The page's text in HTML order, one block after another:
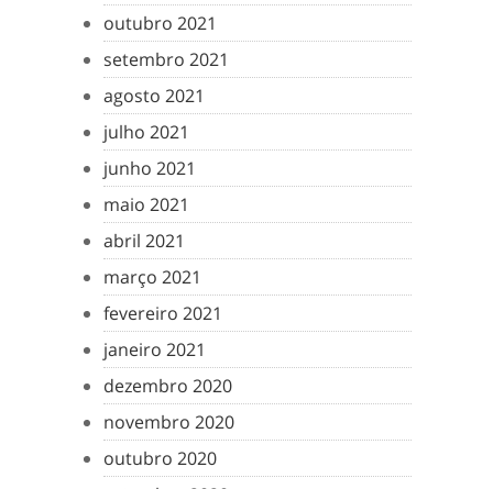
outubro 2021
setembro 2021
agosto 2021
julho 2021
junho 2021
maio 2021
abril 2021
março 2021
fevereiro 2021
janeiro 2021
dezembro 2020
novembro 2020
outubro 2020